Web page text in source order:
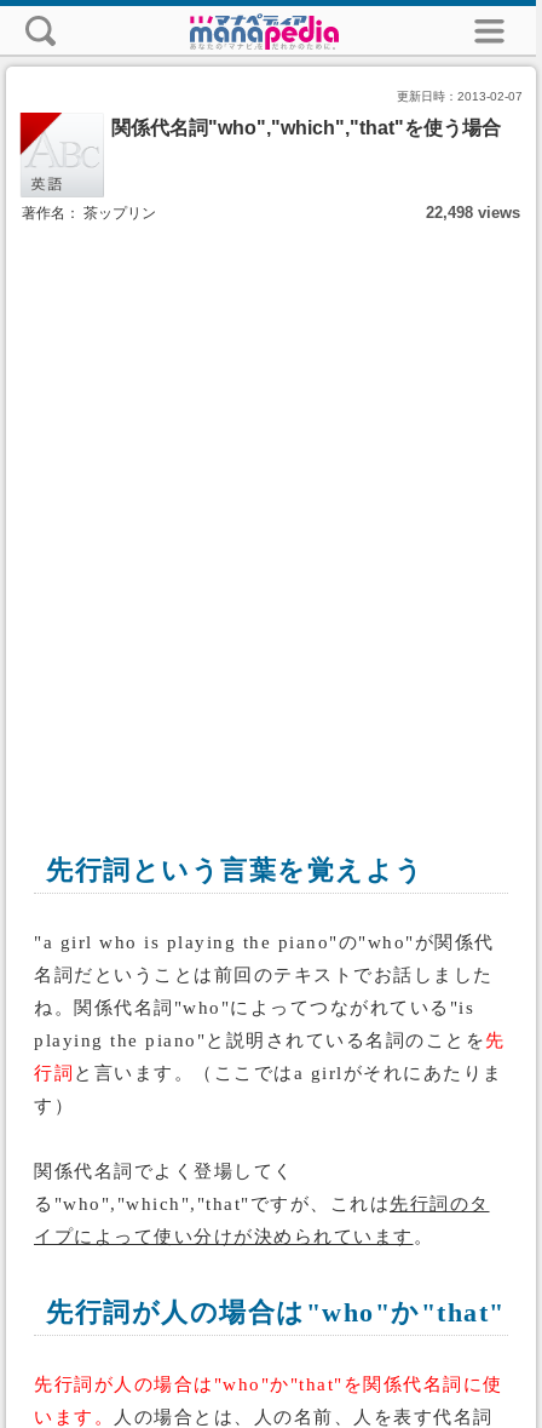
更新日時： 2013-02-07
関係代名詞"who","which","that"を使う場合
著作名： 茶ップリン 22,498 views
先行詞という言葉を覚えよう
"a girl who is playing the piano"の"who"が関係代
名詞だということは前回のテキストでお話しました
ね。関係代名詞"who"によってつながれている"is
playing the piano"と説明されている名詞のことを先
行詞 と言います。（ここではa girlがそれにあたりま
す）
関係代名詞でよく登場してく
る"who","which","that"ですが、これは先行詞のタ
イプによって使い分けが決められています 。
先行詞が人の場合は"who"か"that"
先行詞が人の場合は"who"か"that"を関係代名詞に使
います。
人の場合とは、人の名前、人を表す代名詞